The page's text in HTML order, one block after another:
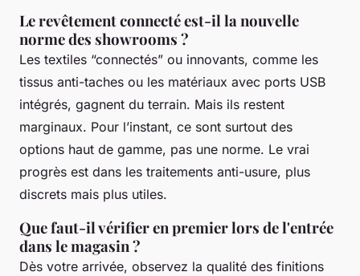
Le revêtement connecté est-il la nouvelle
norme des showrooms ?
Les textiles “connectés” ou innovants, comme les
tissus anti-taches ou les matériaux avec ports USB
intégrés, gagnent du terrain. Mais ils restent
marginaux. Pour l’instant, ce sont surtout des
options haut de gamme, pas une norme. Le vrai
progrès est dans les traitements anti-usure, plus
discrets mais plus utiles.
Que faut-il vérifier en premier lors de l'entrée
dans le magasin ?
Dès votre arrivée, observez la qualité des finitions